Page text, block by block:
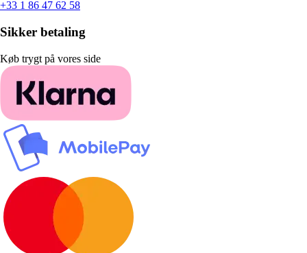
+33 1 86 47 62 58
Sikker betaling
Køb trygt på vores side